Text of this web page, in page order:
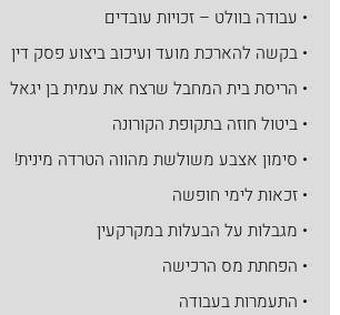
• עבודה בוולט – זכויות עובדים
• בקשה להארכת מועד ועיכוב ביצוע פסק דין
• הריסת בית המחבל שרצח את עמית בן יגאל
• ביטול חוזה בתקופת הקורונה
• סימון אצבע משולשת מהווה הטרדה מינית!
• זכאות לימי חופשה
• מגבלות על הבעלות במקרקעין
• הפחתת מס הרכישה
• התעמרות בעבודה